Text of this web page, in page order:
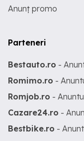
Anunț promo
Parteneri
Bestauto.ro -
Romimo.ro -
Romjob.ro -
Cazare24.ro -
Bestbike.ro -